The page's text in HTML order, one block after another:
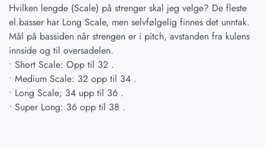
Hvilken lengde (Scale) på strenger skal jeg velge? De fleste
el.basser har Long Scale, men selvfølgelig finnes det unntak.
Mål på bassiden når strengen er i pitch, avstanden fra kulens
innside og til oversadelen.
• Short Scale: Opp til 32 .
• Medium Scale: 32 opp til 34 .
• Long Scale; 34 upp til 36 .
• Super Long: 36 opp til 38 .